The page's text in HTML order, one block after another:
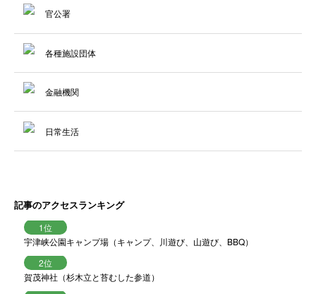
官公署
各種施設団体
金融機関
日常生活
記事のアクセスランキング
宇津峡公園キャンプ場（キャンプ、川遊び、山遊び、BBQ）
賀茂神社（杉木立と苔むした参道）